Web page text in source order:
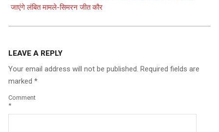
जाएंगे लंबित मामले-सिमरन जीत कौर
LEAVE A REPLY
Your email address will not be published. Required fields are
marked *
Comment
*